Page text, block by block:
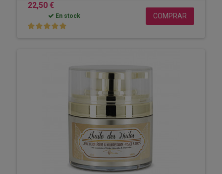
22,50 €
En stock COMPRAR